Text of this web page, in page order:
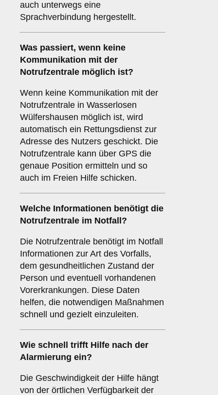
auch unterwegs eine
Sprachverbindung hergestellt.
Was passiert, wenn keine
Kommunikation mit der
Notrufzentrale möglich ist?
Wenn keine Kommunikation mit der
Notrufzentrale in Wasserlosen
Wülfershausen möglich ist, wird
automatisch ein Rettungsdienst zur
Adresse des Nutzers geschickt. Die
Notrufzentrale kann über GPS die
genaue Position ermitteln und so
auch im Freien Hilfe schicken.
Welche Informationen benötigt die
Notrufzentrale im Notfall?
Die Notrufzentrale benötigt im Notfall
Informationen zur Art des Vorfalls,
dem gesundheitlichen Zustand der
Person und eventuell vorhandenen
Vorerkrankungen. Diese Daten
helfen, die notwendigen Maßnahmen
schnell und gezielt einzuleiten.
Wie schnell trifft Hilfe nach der
Alarmierung ein?
Die Geschwindigkeit der Hilfe hängt
von der örtlichen Verfügbarkeit der